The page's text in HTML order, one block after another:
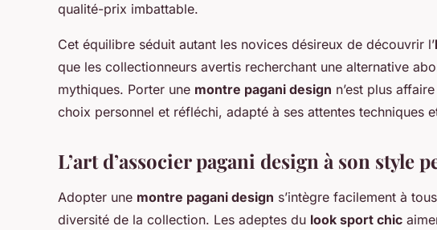
qualité-prix imbattable.
Cet équilibre séduit autant les novices désireux de découvrir l’
que les collectionneurs avertis recherchant une alternative
mythiques. Porter une montre pagani design n’est plus
choix personnel et réfléchi, adapté à ses attentes techniques
L’art d’associer pagani design à son style
Adopter une montre pagani design s’intègre facilement à
diversité de la collection. Les adeptes du look sport chic